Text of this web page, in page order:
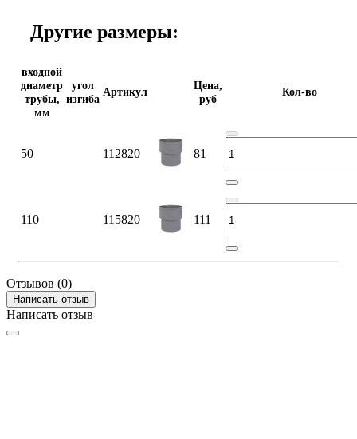
Другие размеры:
входной
диаметр
трубы,
мм
угол
изгиба
Артикул
Цена,
руб
Кол-во
50 112820 81
110 115820 111
Отзывов (0)
Написать отзыв
Написать отзыв